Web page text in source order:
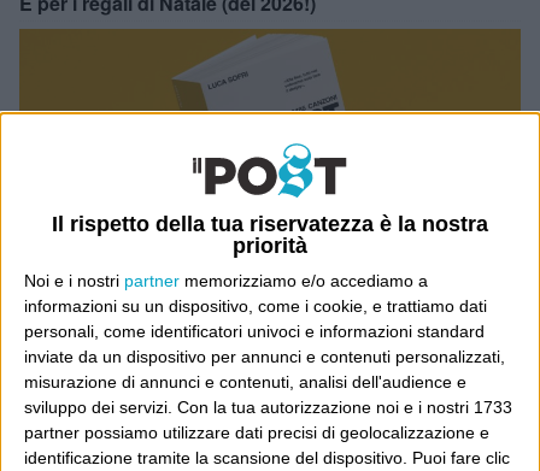
Il rispetto della tua riservatezza è la nostra
priorità
Noi e i nostri partner memorizziamo e/o accediamo a
informazioni su un dispositivo, come i cookie, e trattiamo dati
personali, come identificatori univoci e informazioni standard
inviate da un dispositivo per annunci e contenuti personalizzati,
misurazione di annunci e contenuti, analisi dell'audience e
sviluppo dei servizi. Con la tua autorizzazione noi e i nostri 1733
partner possiamo utilizzare dati precisi di geolocalizzazione e
identificazione tramite la scansione del dispositivo. Puoi fare clic